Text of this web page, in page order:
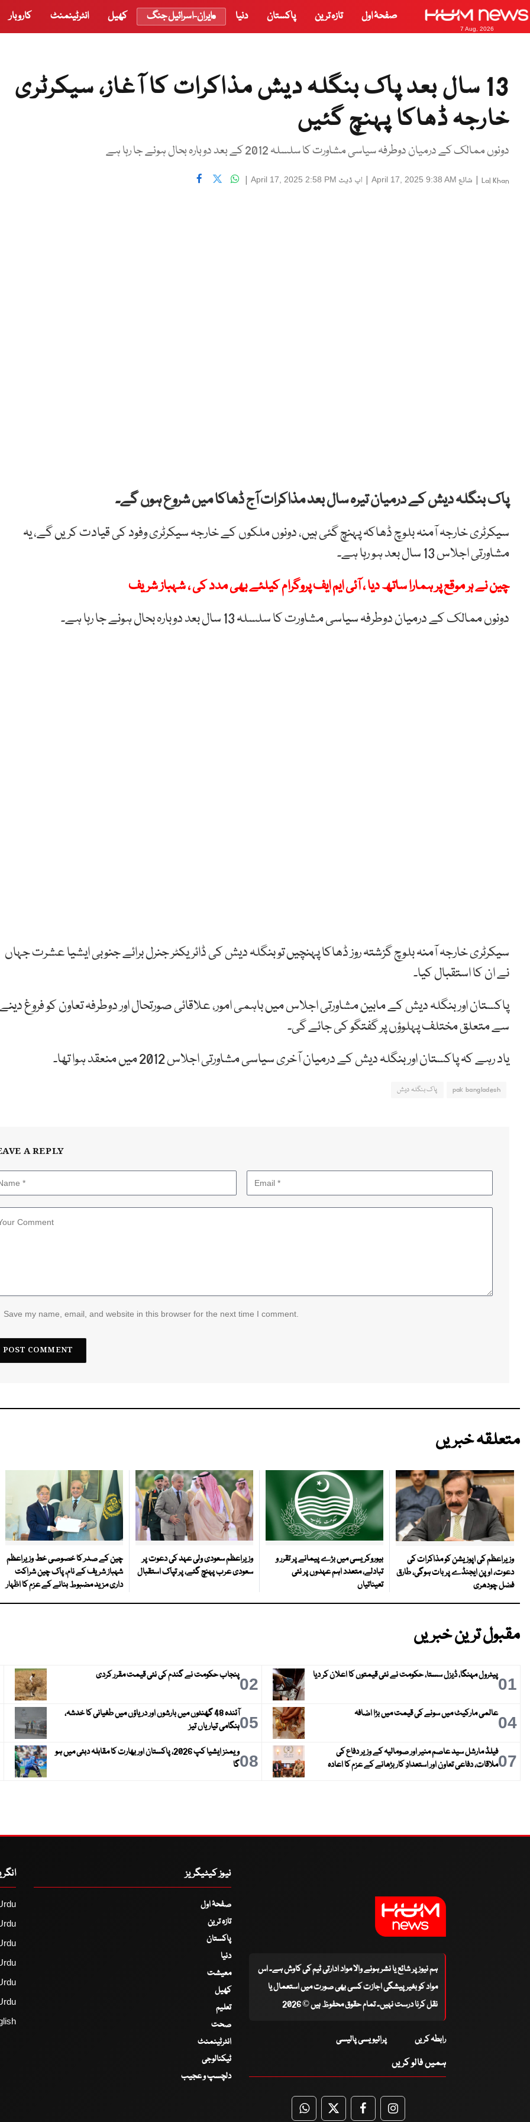
7 Aug, 2026
صفحۂ اول تازہ ترین پاکستان دنیا ایران-اسرائیل جنگ کھیل انٹرٹینمنٹ کاروبار
13 سال بعد پاک بنگلہ دیش مذاکرات کا آغاز، سیکرٹری
خارجہ ڈھاکا پہنچ گئیں
دونوں ممالک کے درمیان دوطرفہ سیاسی مشاورت کا سلسلہ 2012 کے بعد دوبارہ بحال ہونے جا رہا ہے
Lal Khan
| شائع April 17, 2025 9:38 AM
| اپ ڈیٹ April 17, 2025 2:58 PM
|
پاک بنگلہ دیش کے درمیان تیرہ سال بعد مذاکرات آج ڈھاکا میں شروع ہوں گے۔
سیکرٹری خارجہ آمنہ بلوچ ڈھاکہ پہنچ گئی ہیں، دونوں ملکوں کے خارجہ سیکرٹری وفود کی قیادت کریں گے، یہ
مشاورتی اجلاس 13 سال بعد ہو رہا ہے۔
چین نے ہر موقع پر ہمارا ساتھ دیا ، آئی ایم ایف پروگرام کیلئے بھی مدد کی ، شہباز شریف
دونوں ممالک کے درمیان دوطرفہ سیاسی مشاورت کا سلسلہ 13 سال بعد دوبارہ بحال ہونے جا رہا ہے۔
سیکرٹری خارجہ آمنہ بلوچ گزشتہ روز ڈھاکا پہنچیں تو بنگلہ دیش کی ڈائریکٹر جنرل برائے جنوبی ایشیا عشرت جہاں
نے ان کا استقبال کیا۔
پاکستان اور بنگلہ دیش کے مابین مشاورتی اجلاس میں باہمی امور، علاقائی صورتحال اور دوطرفہ تعاون کو فروغ دینے
سے متعلق مختلف پہلوؤں پر گفتگو کی جائے گی۔
یاد رہے کہ پاکستان اور بنگلہ دیش کے درمیان آخری سیاسی مشاورتی اجلاس 2012 میں منعقد ہوا تھا۔
pak bangladesh پاک بنگلہ دیش
A REPLY
Save my name, email, and website in this browser for the next time I comment.
متعلقہ خبریں
وزیراعظم کی اپوزیشن کو مذاکرات کی
دعوت، اوپن ایجنڈے پر بات ہوگی، طارق
فضل چودھری
بیوروکریسی میں بڑے پیمانے پر تقرر و
تبادلے، متعدد اہم عہدوں پر نئی
تعیناتیاں
وزیراعظم سعودی ولی عہد کی دعوت پر
سعودی عرب پہنچ گئے، پر تپاک استقبال
چین کے صدر کا خصوصی خط وزیراعظم
شہباز شریف کے نام، پاک چین شراکت
داری مزید مضبوط بنانے کے عزم کا اظہار
مقبول ترین خبریں
01پیٹرول مہنگا، ڈیزل سستا، حکومت نے نئی قیمتوں کا اعلان کر دیا 02پنجاب حکومت نے گندم کی نئی قیمت مقرر کردی
04عالمی مارکیٹ میں سونے کی قیمت میں بڑا اضافہ 05
آئندہ 48 گھنٹوں میں بارشوں اور دریاؤں میں طغیانی کا خدشہ،
ہنگامی تیاریاں تیز
07فیلڈ مارشل سید عاصم منیر اور صومالیہ کے وزیر دفاع کی
ملاقات، دفاعی تعاون اور استعدادِ کار بڑھانے کے عزم کا اعادہ
08
ویمنز ایشیا کپ 2026، پاکستان اور بھارت کا مقابلہ دبئی میں ہو
گا
ہم نیوز پر شائع یا نشر ہونے والا مواد ادارتی ٹیم کی کاوش ہے۔ اس
مواد کو بغیر پیشگی اجازت کسی بھی صورت میں استعمال یا
نقل کرنا درست نہیں۔ تمام حقوق محفوظ ہیں © 2026
رابطہ کریں پرائیویسی پالیسی
ہمیں فالو کریں
WhatsApp
TwitterFacebookFacebook
نیوز کیٹیگریز
صفحۂ اول
تازہ ترین
پاکستان
دنیا
معیشت
کھیل
تعلیم
صحت
انٹرٹینمنٹ
ٹیکنالوجی
دلچسپ و عجیب